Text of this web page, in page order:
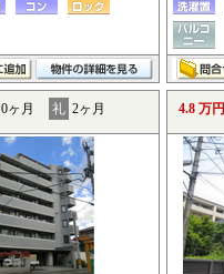
0ヶ月 礼 2ヶ月 4.8 万円